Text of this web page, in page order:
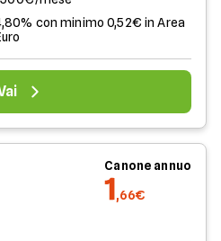
con minimo 0,52€ in Area
Canone annuo
1,66€